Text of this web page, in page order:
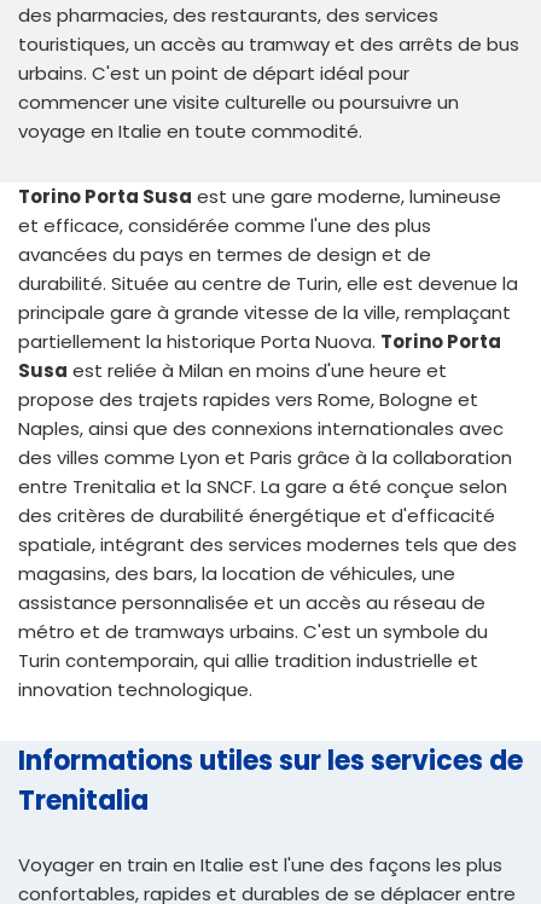
des pharmacies, des restaurants, des services
touristiques, un accès au tramway et des arrêts de bus
urbains. C'est un point de départ idéal pour
commencer une visite culturelle ou poursuivre un
voyage en Italie en toute commodité.
Torino Porta Susa est une gare moderne, lumineuse
et efficace, considérée comme l'une des plus
avancées du pays en termes de design et de
durabilité. Située au centre de Turin, elle est devenue la
principale gare à grande vitesse de la ville, remplaçant
partiellement la historique Porta Nuova. Torino Porta
Susa est reliée à Milan en moins d'une heure et
propose des trajets rapides vers Rome, Bologne et
Naples, ainsi que des connexions internationales avec
des villes comme Lyon et Paris grâce à la collaboration
entre Trenitalia et la SNCF. La gare a été conçue selon
des critères de durabilité énergétique et d'efficacité
spatiale, intégrant des services modernes tels que des
magasins, des bars, la location de véhicules, une
assistance personnalisée et un accès au réseau de
métro et de tramways urbains. C'est un symbole du
Turin contemporain, qui allie tradition industrielle et
innovation technologique.
Informations utiles sur les services de
Trenitalia
Voyager en train en Italie est l'une des façons les plus
confortables, rapides et durables de se déplacer entre